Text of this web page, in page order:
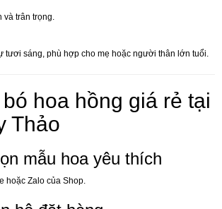
và trân trọng.
tươi sáng, phù hợp cho mẹ hoặc người thân lớn tuổi.
hoa hồng giá rẻ tại
Thảo
mẫu hoa yêu thích
hoặc Zalo của Shop.